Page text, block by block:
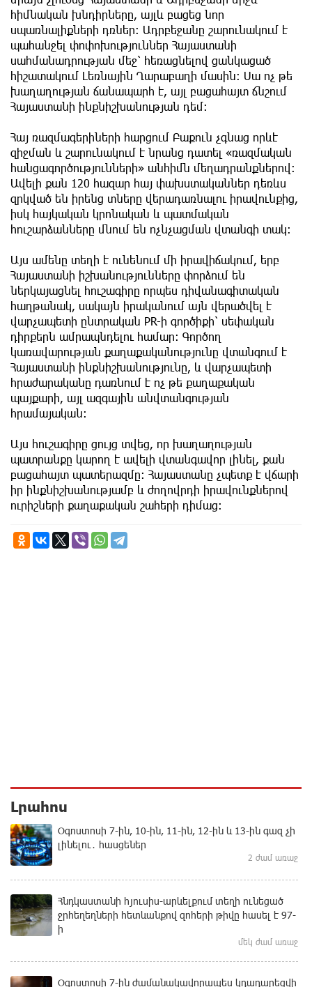
հիմնական խնդիրները, այլև բացեց նոր
սպառնալիքների դռներ։ Ադրբեջանը շարունակում է
պահանջել փոփոխություններ Հայաստանի
սահմանադրության մեջ՝ հեռացնելով ցանկացած
հիշատակում Լեռնային Ղարաբաղի մասին։ Սա ոչ թե
խաղաղության ճանապարհ է, այլ բացահայտ ճնշում
Հայաստանի ինքնիշխանության դեմ։
Հայ ռազմագերիների հարցում Բաքուն չգնաց որևէ
զիջման և շարունակում է նրանց դատել «ռազմական
հանցագործությունների» անհիմն մեղադրանքներով։
Ավելի քան 120 հազար հայ փախստականներ դեռևս
զրկված են իրենց տները վերադառնալու իրավունքից,
իսկ հայկական կրոնական և պատմական
հուշարձանները մնում են ոչնչացման վտանգի տակ։
Այս ամենը տեղի է ունենում մի իրավիճակում, երբ
Հայաստանի իշխանությունները փորձում են
ներկայացնել հուշագիրը որպես դիվանագիտական
հաղթանակ, սակայն իրականում այն վերածվել է
վարչապետի ընտրական PR-ի գործիքի՝ սեփական
դիրքերն ամրապնդելու համար։ Գործող
կառավարության քաղաքականությունը վտանգում է
Հայաստանի ինքնիշխանությունը, և վարչապետի
հրաժարականը դառնում է ոչ թե քաղաքական
պայքարի, այլ ազգային անվտանգության
հրամայական։
Այս հուշագիրը ցույց տվեց, որ խաղաղության
պատրանքը կարող է ավելի վտանգավոր լինել, քան
բացահայտ պատերազմը։ Հայաստանը չպետք է վճարի
իր ինքնիշխանությամբ և ժողովրդի իրավունքներով
ուրիշների քաղաքական շահերի դիմաց։
Լրահոս
Օգոստոսի 7-ին, 10-ին, 11-ին, 12-ին և 13-ին գազ չի
լինելու․ հասցեներ
2 ժամ առաջ
Հնդկաստանի հյուսիս-արևելքում տեղի ունեցած
ջրհեղեղների հետևանքով զոհերի թիվը հասել է 97-
ի
մեկ ժամ առաջ
Օգոստոսի 7-ին ժամանակավորապես կդադարեցվի